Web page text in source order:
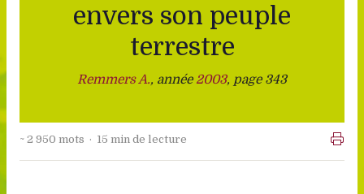
envers son peuple
terrestre
Remmers A., année 2003, page 343
~ 2 950 mots · 15 min de lecture